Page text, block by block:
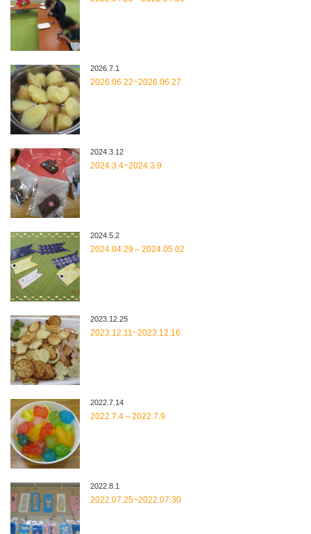
2026.7.1
2026.06.22~2026.06.27
2024.3.12
2024.3.4~2024.3.9
2024.5.2
2024.04.29～2024.05.02
2023.12.25
2023.12.11~2023.12.16
2022.7.14
2022.7.4～2022.7.9
2022.8.1
2022.07.25~2022.07.30